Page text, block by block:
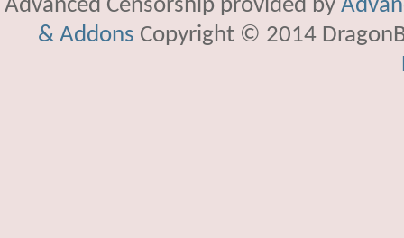
Advanced Censorship provided by
& Addons Copyright © 2014